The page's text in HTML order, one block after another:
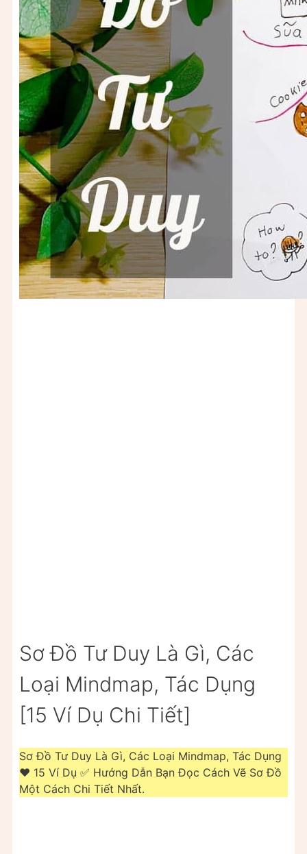
Sơ Đồ Tư Duy Là Gì, Các
Loại Mindmap, Tác Dụng
[15 Ví Dụ Chi Tiết]
Sơ Đồ Tư Duy Là Gì, Các Loại Mindmap, Tác Dụng
❤️️ 15 Ví Dụ ✅ Hướng Dẫn Bạn Đọc Cách Vẽ Sơ Đồ
Một Cách Chi Tiết Nhất.